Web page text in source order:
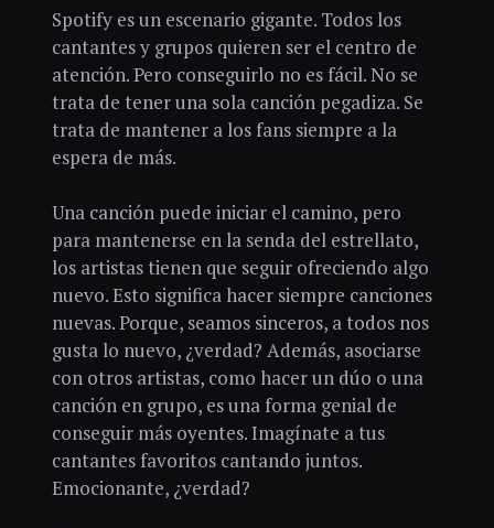
Spotify es un escenario gigante. Todos los
cantantes y grupos quieren ser el centro de
atención. Pero conseguirlo no es fácil. No se
trata de tener una sola canción pegadiza. Se
trata de mantener a los fans siempre a la
espera de más.
Una canción puede iniciar el camino, pero
para mantenerse en la senda del estrellato,
los artistas tienen que seguir ofreciendo algo
nuevo. Esto significa hacer siempre canciones
nuevas. Porque, seamos sinceros, a todos nos
gusta lo nuevo, ¿verdad? Además, asociarse
con otros artistas, como hacer un dúo o una
canción en grupo, es una forma genial de
conseguir más oyentes. Imagínate a tus
cantantes favoritos cantando juntos.
Emocionante, ¿verdad?